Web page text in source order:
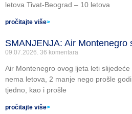
letova Tivat-Beograd – 10 letova
pročitajte više>
SMANJENJA: Air Montenegro
09.07.2026. 36 komentara
Air Montenegro ovog ljeta leti
nema letova, 2 manje nego prošle
tjedno, kao i prošle
pročitajte više>